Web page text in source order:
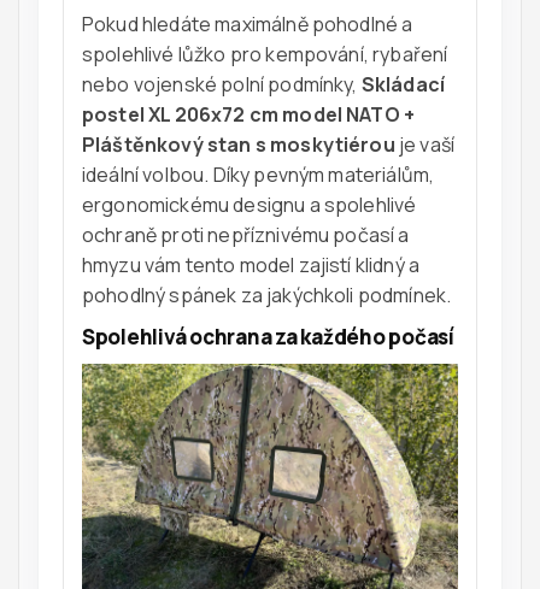
Pokud hledáte maximálně pohodlné a
spolehlivé lůžko pro kempování, rybaření
nebo vojenské polní podmínky, Skládací
postel XL 206x72 cm model NATO +
Pláštěnkový stan s moskytiérou je vaší
ideální volbou. Díky pevným materiálům,
ergonomickému designu a spolehlivé
ochraně proti nepříznivému počasí a
hmyzu vám tento model zajistí klidný a
pohodlný spánek za jakýchkoli podmínek.
Spolehlivá ochrana za každého počasí